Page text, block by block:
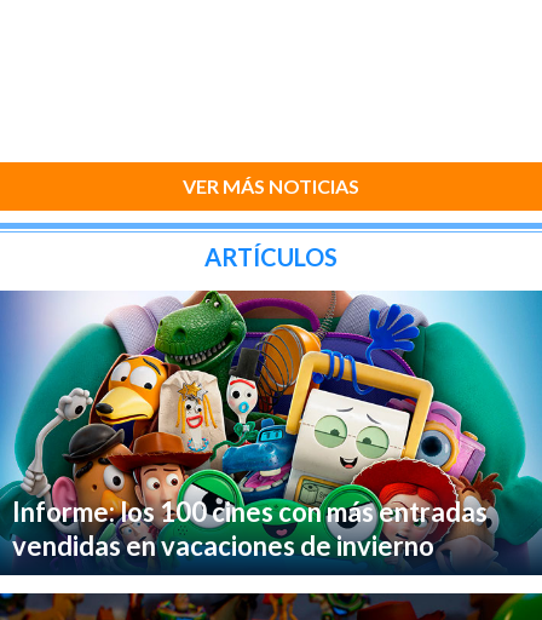
VER MÁS NOTICIAS
ARTÍCULOS
Informe: los 100 cines con más entradas
vendidas en vacaciones de invierno